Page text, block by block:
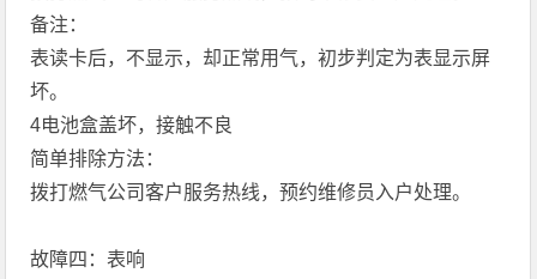
备注：
表读卡后，不显示，却正常用气，初步判定为表显示屏
坏。
4电池盒盖坏，接触不良
简单排除方法：
拨打燃气公司客户服务热线，预约维修员入户处理。
故障四：表响